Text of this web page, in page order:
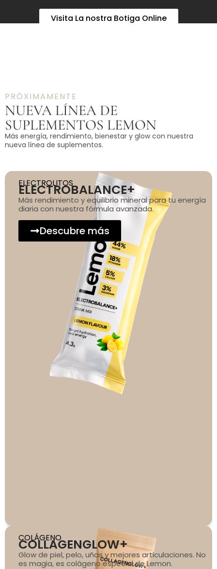
Visita La nostra Botiga Online
PRÓXIMAMENTE
NUEVA LÍNEA DE
SUPLEMENTOS LEMON
Más energía, rendimiento, bienestar y glow con nuestra
nueva línea de suplementos.
ELECTROLITOS
ELECTROBALANCE+
Más rendimiento y equilibrio mineral para tu energía
diaria con nuestra fórmula avanzada.
Descubre más
COLÁGENO
COLLAGENGLOW+
Glow de piel, pelo, uñas y mejores articulaciones. No
es magia, es colágeno especial de Lemon.